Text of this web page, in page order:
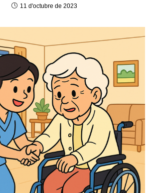
11 d'octubre de 2023